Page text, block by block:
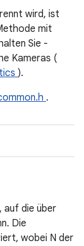
wird, ist
mit
Sie -
Kameras (
).
.
auf die über
Die
wobei N der